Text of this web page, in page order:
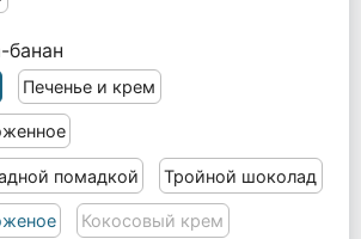
банан
Печенье и крем
помадкой Тройной шоколад
Кокосовый крем